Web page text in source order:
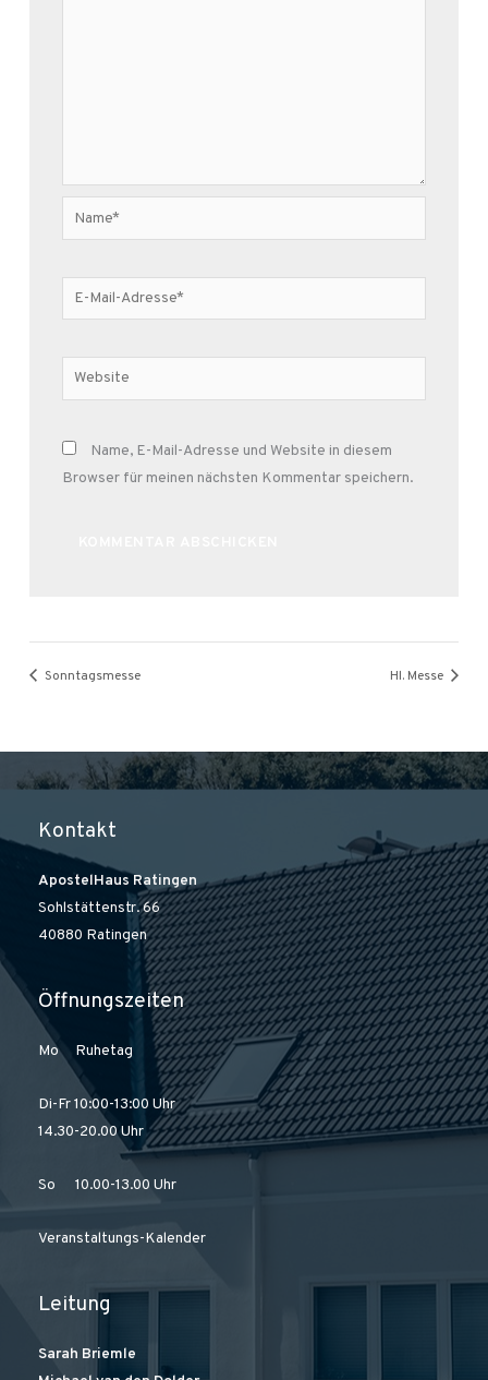
Name*
E-
Mail-
Website
Name, E-Mail-Adresse und Website in diesem
Browser für meinen nächsten Kommentar speichern.
Sonntagsmesse Hl. Messe
Kontakt
ApostelHaus Ratingen
Sohlstättenstr. 66
40880 Ratingen
Öffnungszeiten
Mo Ruhetag
Di-Fr 10:00-13:00 Uhr
14.30-20.00 Uhr
So 10.00-13.00 Uhr
Veranstaltungs-Kalender
Leitung
Sarah Briemle